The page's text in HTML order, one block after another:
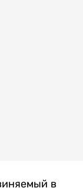
в